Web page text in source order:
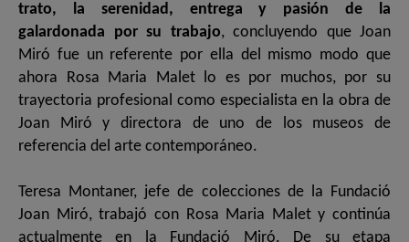
trato, la serenidad, entrega y pasión de la
galardonada por su trabajo, concluyendo que Joan
Miró fue un referente por ella del mismo modo que
ahora Rosa Maria Malet lo es por muchos, por su
trayectoria profesional como especialista en la obra de
Joan Miró y directora de uno de los museos de
referencia del arte contemporáneo.
Teresa Montaner, jefe de colecciones de la Fundació
Joan Miró, trabajó con Rosa Maria Malet y continúa
actualmente en la Fundació Miró. De su etapa